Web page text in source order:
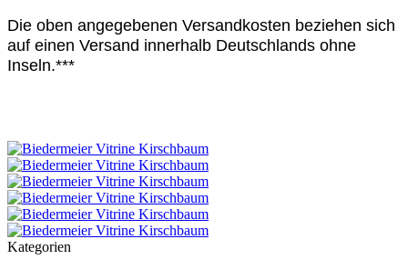
Die oben angegebenen Versandkosten beziehen sich
auf einen Versand innerhalb Deutschlands ohne
Inseln.***
Kategorien